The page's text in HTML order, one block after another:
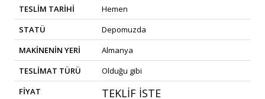
TESLİM TARİHİ
Hemen
STATÜ
Depomuzda
MAKİNENİN YERİ
Almanya
TESLİMAT TÜRÜ
Olduğu gibi
FİYAT
TEKLİF İSTE